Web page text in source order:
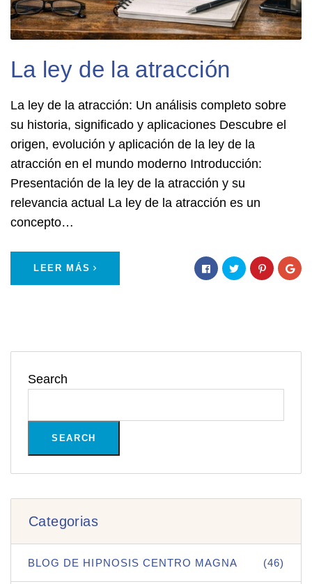
La ley de la atracción
La ley de la atracción: Un análisis completo sobre
su historia, significado y aplicaciones Descubre el
origen, evolución y aplicación de la ley de la
atracción en el mundo moderno Introducción:
Presentación de la ley de la atracción y su
relevancia actual La ley de la atracción es un
concepto…
LEER MÁS
Search
SEARCH
Categorias
BLOG DE HIPNOSIS CENTRO MAGNA (46)